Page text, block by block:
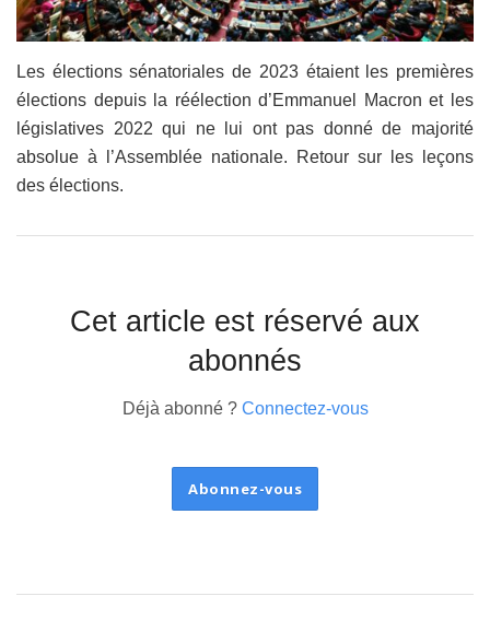
Les élections sénatoriales de 2023 étaient les premières
élections depuis la réélection d’Emmanuel Macron et les
législatives 2022 qui ne lui ont pas donné de majorité
absolue à l’Assemblée nationale. Retour sur les leçons
des élections.
Cet article est réservé aux
abonnés
Déjà abonné ? Connectez-vous
Abonnez-vous